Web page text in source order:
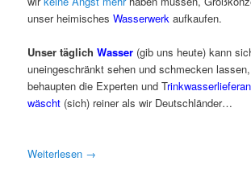
unser heimischesWasserwerk aufkaufen.
Unser täglichWasser (gib uns heute) kann
uneingeschränkt sehen und schmecken
behaupten die Experten und T
wäscht (sich) reiner als wir Deutschländer…
Weiterlesen →